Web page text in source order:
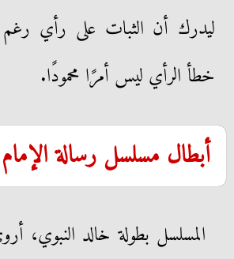
ليدرك أن الثبات على رأي
خطأ الرأي ليس أمرًا محمودًا.
أبطال مسلسل رسالة الإمام
المسلسل بطولة خالد النبوي،